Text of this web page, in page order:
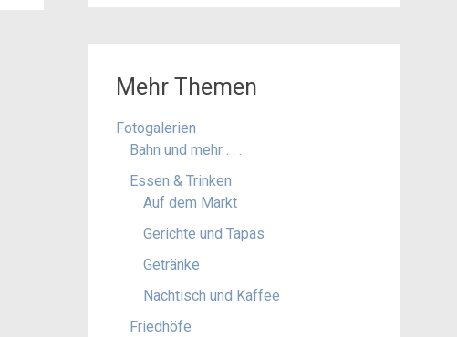
Mehr Themen
Fotogalerien
Bahn und mehr . . .
Essen & Trinken
Auf dem Markt
Gerichte und Tapas
Getränke
Nachtisch und Kaffee
Friedhöfe